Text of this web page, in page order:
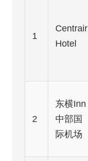
1
Centrair
Hotel
2
东横Inn
中部国
际机场